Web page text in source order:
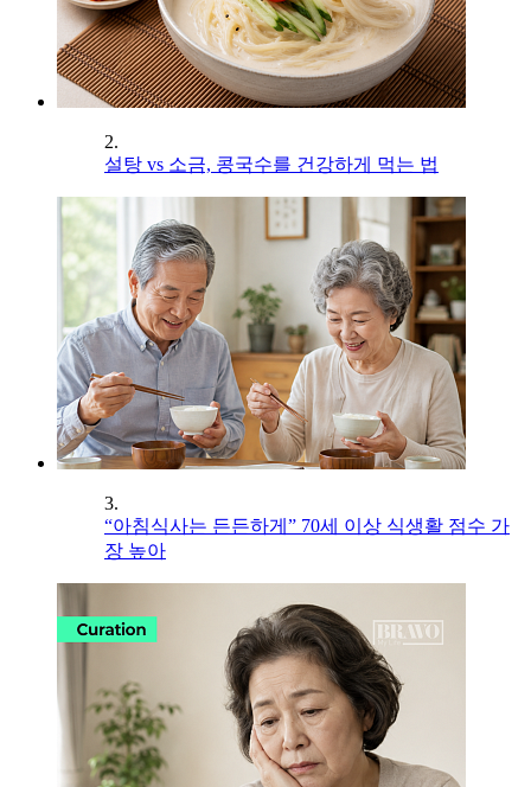
2.
설탕 vs 소금, 콩국수를 건강하게 먹는 법
3.
“아침식사는 든든하게” 70세 이상 식생활 점수 가
장 높아